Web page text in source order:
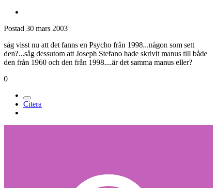
Postad 30 mars 2003
såg visst nu att det fanns en Psycho från 1998...någon som sett
den?...såg dessutom att Joseph Stefano hade skrivit manus till både
den från 1960 och den från 1998....är det samma manus eller?
0
Citera